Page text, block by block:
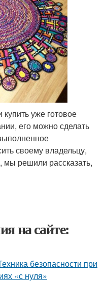
уже готовое
его можно сделать
своему владельцу,
мы решили рассказать,
на сайте:
безопасности при
«с нуля»